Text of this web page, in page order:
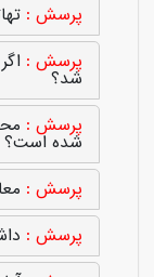
شد؟
شده است؟